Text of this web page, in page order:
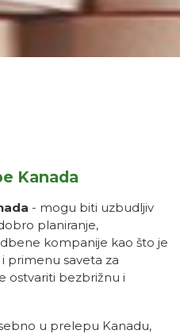
Kanada
- mogu biti uzbudljiv
planiranje,
kompanije kao što je
primenu saveta za
ostvariti bezbrižnu i
u prelepu Kanadu,